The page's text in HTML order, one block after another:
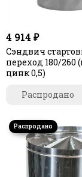
4 914 ₽
Сэндвич
переход 180/260
цинк 0,5)
Распродано